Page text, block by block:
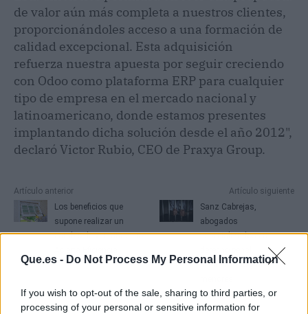
Que.es - Do Not Process My Personal Information
If you wish to opt-out of the sale, sharing to third parties, or
processing of your personal or sensitive information for
de valor aún más completa a nuestros clientes,
proporcionándoles acceso a una formación de
calidad excepcional. Esta adquisición
refuerza nuestra apuesta por seguir creciendo
con Odoo como plataforma ERP para cualquier
tipo de empresa en el mercado nacional y
latinoamericano, donde estamos presentes
implantando dicha solución desde el año 2012",
declaró Victor Rubio, CEO de Praxya Group.
Artículo anterior
Los beneficios que
supone realizar un
cambio de ventanas, por
Artículo siguiente
Sanz Cabrejas,
abogados
especializados en
penitenciario y de